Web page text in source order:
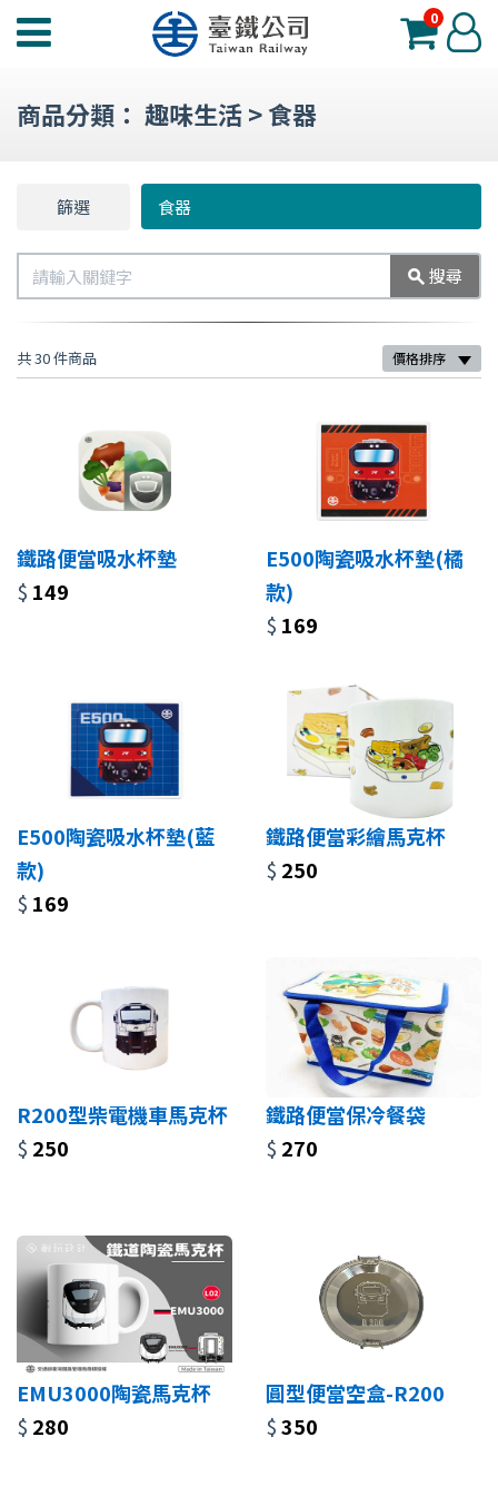
臺
工
選
單
0 登
入
商品分類： 趣味生活>食器
篩選 食器
選
搜尋
共 30 件商品 價格排序
鐵路便當吸水杯墊
$ 149
E500陶瓷吸水杯墊(橘
款)
$ 169
E500陶瓷吸水杯墊(藍
款)
$ 169
鐵路便當彩繪馬克杯
$ 250
R200型柴電機車馬克杯
$ 250
鐵路便當保冷餐袋
$ 270
EMU3000陶瓷馬克杯
$ 280
圓型便當空盒-R200
$350